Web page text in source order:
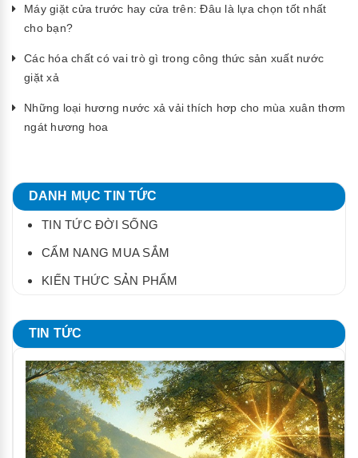
Máy giặt cửa trước hay cửa trên: Đâu là lựa chọn tốt nhất
cho bạn?
Các hóa chất có vai trò gì trong công thức sản xuất nước
giặt xả
Những loại hương nước xả vải thích hơp cho mùa xuân thơm
ngát hương hoa
DANH MỤC TIN TỨC
TIN TỨC ĐỜI SỐNG
CẨM NANG MUA SẮM
KIẾN THỨC SẢN PHẨM
TIN TỨC